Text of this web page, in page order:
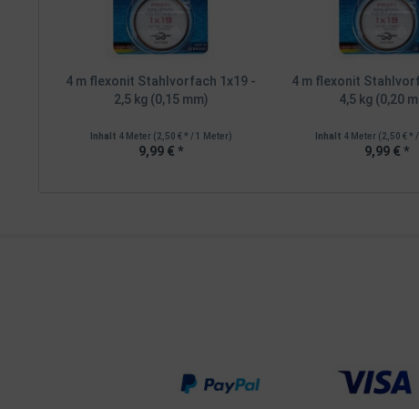
4 m flexonit Stahlvorfach 1x19 -
2,5 kg (0,15 mm)
Inhalt 4 Meter (2,50 € * / 1 Meter)
9,99 € *
4 m flexonit
4,5 kg (0,20
Inhalt 4 Meter (2,50 € *
9,99 € *